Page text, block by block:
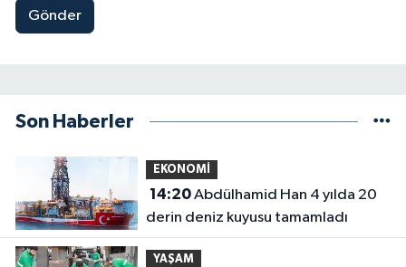
Gönder
Son Haberler
EKONOMİ
14:20Abdülhamid Han 4 yılda 20
derin deniz kuyusu tamamladı
YAŞAM